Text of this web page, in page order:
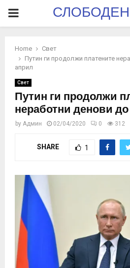
PRIMARY
Home
Свет
Путин ги продолжи платените
април
Свет
Путин ги продолжи
неработни денови
by Админ 02/04/2020 0 312
SHARE 1